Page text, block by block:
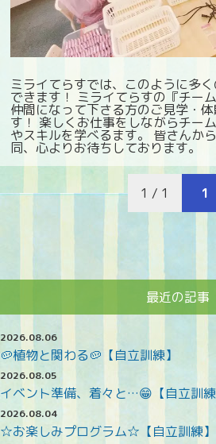
ミライてらすでは、このように多
できます！ ミライてらすの『チー
仲間になって下さる方のご見学・
す！ 楽しくお仕事をしながらチー
やスキルを学べるます。 皆さんか
同、心よりお待ちしております。
1 / 1 1
最近の記事
2026.08.06
🥔植物と関わる🥔【自立訓練】
2026.08.05
イベント準備、着々と…😁【自立訓練
2026.08.04
☆お楽しみプログラム☆【自立訓練】